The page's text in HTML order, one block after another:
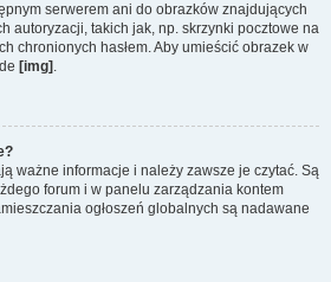
serwerem ani do obrazków znajdujących
autoryzacji, takich jak, np. skrzynki pocztowe na
chronionych hasłem. Aby umieścić obrazek w
[img] .
ważne informacje i należy zawsze je czytać. Są
forum i w panelu zarządzania kontem
ogłoszeń globalnych są nadawane